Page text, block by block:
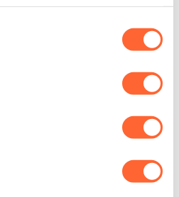
belangrijke stap
realisatie van een
de wijk Wiarda in